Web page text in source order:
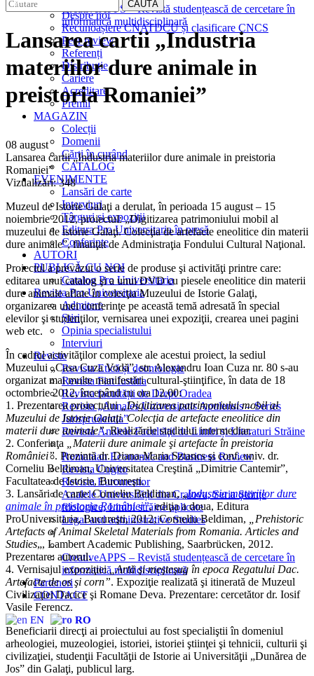
CreativeAPPS – Revistă studențească de cercetare în
informatică multidisciplinară
EDITURA
Despre noi
Recunoaștere CNATDCU și clasificare CNCS
Peer review
Referenți
Distribuție
Cariere
Acreditare
Premii
MAGAZIN
Colecții
Domenii
Cărţi în curând
CATALOG
EVENIMENTE
Lansări de carte
Interviuri
Târguri și expoziții
Editura Pro Universitaria în presă
Conferințe
AUTORI
PUBLICĂ CU NOI
Catalog Pro Universitaria
Revista Pro Universitaria
Admitere
Știri
Opinia specialistului
Interviuri
Reviste
Revista Etică și deontologie
Revista Fiat Iustitia
Revista facultății de Drept Oradea
Revista „Annales Universitatis Apulensis – Series
Jurisprudentia”
Revista Analele Facultăţii de Limbi și Literaturi Străine
Romanian Economic and Business Review
Revista Cogito
Revista Euromentor
Analele Universității din Craiova, Seria Științe
filologice, Limbi străine aplicate
Legal and administrative Studies
CreativeAPPS – Revistă studențească de cercetare în
informatică multidisciplinară
Parteneri
CONTACT
EN RO
CAUTĂ
Lansarea cartii „Industria
materiilor dure animale in
preistoria Romaniei”
08 august
Lansarea cartii „Industria materiilor dure animale in preistoria
Romaniei”
Vizualizări: 348
Muzeul de Istorie Galaţi a derulat, în perioada 15 august – 15
noiembrie 2012, proiectul: „Digitizarea patrimoniului mobil al
muzeului de istorie Galaţi. Colecţia de artefacte eneolitice din materii
dure animale”, finanţat de Administraţia Fondului Cultural Naţional.
Proiectul a prevăzut o serie de produse şi activităţi printre care:
editarea unui catalog şi a unui DVD cu piesele eneolitice din materii
dure animale aflate în colecţia Muzeului de Istorie Galaţi,
organizarea unei conferinţe pe această temă adresată în special
elevilor şi studenţilor, vernisarea unei expoziţii, crearea unei pagini
web etc.
În cadrul activităţilor complexe ale acestui proiect, la sediul
Muzeului „Casa Cuza Vodă”, str. Alexandru Ioan Cuza nr. 80 s-au
organizat mai multe manifestări cultural-ştiinţifice, în data de 18
octombrie 2012, începând cu ora 12.00:
1. Prezentarea proiectului„Digitizarea patrimoniului mobil al
Muzeului de Istorie Galaţi. Colecţia de artefacte eneolitice din
materii dure animale”. Realizările stadiului intermediar.
2. Conferinţa „Materii dure animale şi artefacte în preistoria
României”. Prezintă dr. Diana-Maria Sztancs şi conf. univ. dr.
Corneliu Beldiman, Universitatea Creştină „Dimitrie Cantemir”,
Facultatea de Istorie, Bucureşti.
3. Lansări de carte: Corneliu Beldiman, „Industria materiilor dure
animale în preistoria României”, ediţia a doua, Editura
ProUniversitaria, Bucureşti, 2012; Corneliu Beldiman, „Prehistoric
Artefacts of Animal Skeletal Materials from Romania. Articles and
Studies„, Lambert Academic Publishing, Saarbrücken, 2012.
Prezentare: autorul.
4. Vernisajul expoziţiei„Artă şi meşteşug în epoca Regatului Dac.
Artefacte de os şi corn”. Expoziţie realizată şi itinerată de Muzeul
Civilizaţiei Dacice şi Romane Deva. Prezentare: cercetător dr. Iosif
Vasile Ferencz.
Beneficiarii direcţi ai proiectului au fost specialiştii în domeniul
arheologiei, muzeologiei, istoriei, istoriei ştiinţei şi tehnicii, culturii şi
civilizaţiei, studenţii Facultăţii de Istorie ai Universităţii „Dunărea de
Jos” din Galaţi, publicul larg.